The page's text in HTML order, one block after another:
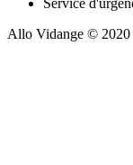
Allo Vidange © 2020